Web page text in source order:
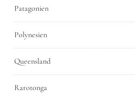
Patagonien
Polynesien
Queensland
Rarotonga